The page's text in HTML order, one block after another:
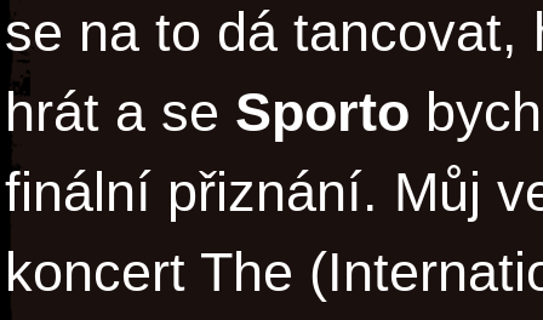
se na to dá tancovat,
hrát a se Sporto
finální přiznání. Můj
koncert The